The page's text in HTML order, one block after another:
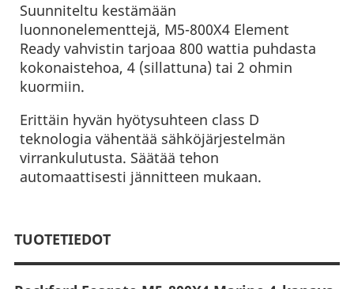
Suunniteltu kestämään
luonnonelementtejä, M5-800X4 Element
Ready vahvistin tarjoaa 800 wattia puhdasta
kokonaistehoa, 4 (sillattuna) tai 2 ohmin
kuormiin.
Erittäin hyvän hyötysuhteen class D
teknologia vähentää sähköjärjestelmän
virrankulutusta. Säätää tehon
automaattisesti jännitteen mukaan.
TUOTETIEDOT